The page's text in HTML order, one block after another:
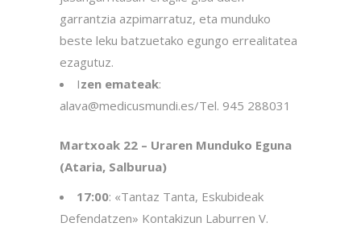
garrantzia azpimarratuz, eta munduko
beste leku batzuetako egungo errealitatea
ezagutuz.
Izen emateak:
alava@medicusmundi.es/Tel. 945 288031
Martxoak 22 – Uraren Munduko Eguna
(Ataria, Salburua)
17:00: «Tantaz Tanta, Eskubideak
Defendatzen» Kontakizun Laburren V.